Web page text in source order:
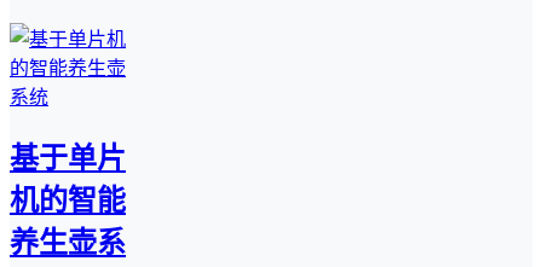
基于单片
机的智能
养生壶系